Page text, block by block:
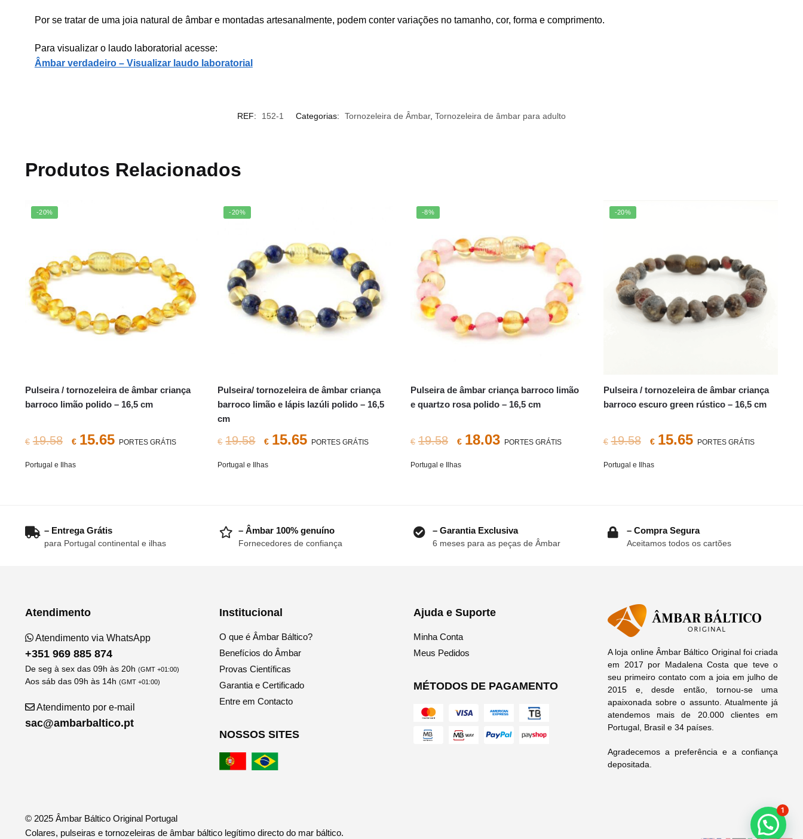
Por se tratar de uma joia natural de âmbar e montadas artesanalmente, podem conter variações no tamanho, cor, forma e comprimento.
Para visualizar o laudo laboratorial acesse:
Âmbar verdadeiro – Visualizar laudo laboratorial
REF: 152-1 Categorias: Tornozeleira de Âmbar, Tornozeleira de âmbar para adulto
Produtos Relacionados
-20%
Pulseira / tornozeleira de âmbar criança
barroco limão polido – 16,5 cm
€ 19.58
O
preço
€19.58.
€ 15.65OPORTES GRÁTIS
Portugal e Ilhas
-20%
Pulseira/ tornozeleira de âmbar criança
barroco limão e lápis lazúli polido – 16,5
cm
€ 19.58
O
preço
€19.58.
€ 15.65O
€15.65.
PORTES GRÁTIS
Portugal e Ilhas
-8%
Pulseira de âmbar criança barroco limão
e quartzo rosa polido – 16,5 cm
€ 19.58
O
preço
€19.58.
€ 18.03O
€18.03.
PORTES GRÁTIS
Portugal e Ilhas
-20%
Pulseira / tornozeleira de âmbar criança
barroco escuro green rústico – 16,5 cm
€ 19.58
O
preço
€19.58.
€ 15.65O
€15.65.
PORTES GRÁTIS
Portugal e Ilhas
– Entrega Grátis
para Portugal continental e ilhas
– Âmbar 100% genuíno
Fornecedores de confiança
– Garantia Exclusiva
6 meses para as peças de Âmbar
– Compra Segura
Aceitamos todos os cartões
Atendimento
Atendimento via WhatsApp
+351 969 885 874
De seg à sex das 09h às 20h (GMT +01:00)
Aos sáb das 09h às 14h (GMT +01:00)
Atendimento por e-mail
sac@ambarbaltico.pt
Institucional
O que é Âmbar Báltico?
Benefícios do Âmbar
Provas Científicas
Garantia e Certificado
Entre em Contacto
NOSSOS SITES
Ajuda e Suporte
Minha Conta
Meus Pedidos
MÉTODOS DE PAGAMENTO
A loja online Âmbar Báltico Original foi criada
em 2017 por Madalena Costa que teve o
seu primeiro contato com a joia em julho de
2015 e, desde então, tornou-se uma
apaixonada sobre o assunto. Atualmente já
atendemos mais de 20.000 clientes em
Portugal, Brasil e 34 países.
Agradecemos a preferência e a confiança
depositada.
© 2025 Âmbar Báltico Original Portugal
Colares, pulseiras e tornozeleiras de âmbar báltico legítimo directo do mar báltico.
1